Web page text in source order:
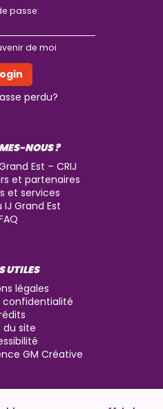
passe:
de moi
perdu?
NOUS ?
Est – CRIJ
et partenaires
et services
IJ Grand Est
UTILES
légales
confidentialité
du site
GM Créative